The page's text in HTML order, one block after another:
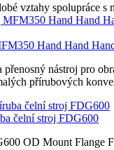
vztahy spolupráce s
Hand Hand
nástroj pro
přírubových
čelní stroj FDG600
OD Mount Flange